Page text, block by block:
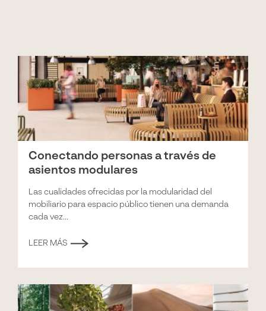
Conectando personas a través de
asientos modulares
Las cualidades ofrecidas por la modularidad del
mobiliario para espacio público tienen una demanda
cada vez...
LEER MÁS